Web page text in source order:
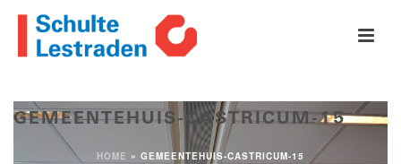
GEMEENTEHUIS-CASTRICUM-15
HOME » GEMEENTEHUIS-CASTRICUM-15